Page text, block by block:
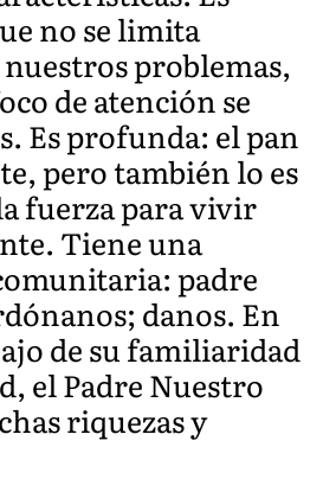
no se limita
problemas,
de atención se
Es profunda: el pan
pero también lo es
fuerza para vivir
Tiene una
padre
danos. En
de su familiaridad
el Padre Nuestro
riquezas y